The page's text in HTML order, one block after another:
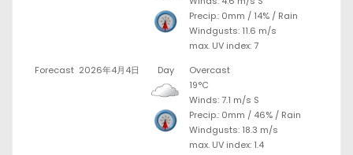
Precip.: 0mm / 14% / Rain
Windgusts: 11.6 m/s
max. UV index: 7
Forecast 2026年4月4日 Day
Overcast
19°C
Winds: 7.1 m/s S
Precip.: 0mm / 46% / Rain
Windgusts: 18.3 m/s
max. UV index: 1.4